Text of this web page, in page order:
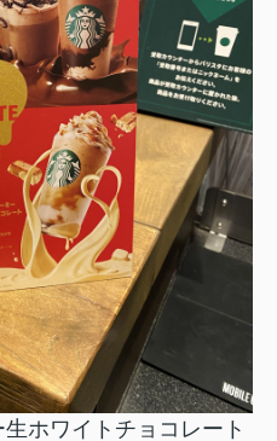
生ホワイトチョコレート